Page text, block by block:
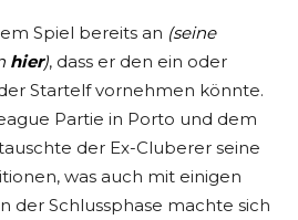
Spiel bereits an (seine
hier), dass er den ein oder
Startelf vornehmen könnte.
Partie in Porto und dem
der Ex-Cluberer seine
was auch mit einigen
der Schlussphase machte sich